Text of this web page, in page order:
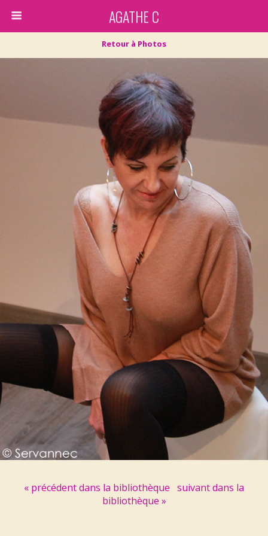
AGATHE C
Retour à Photos
« précédent dans la bibliothèque suivant dans la
bibliothèque »